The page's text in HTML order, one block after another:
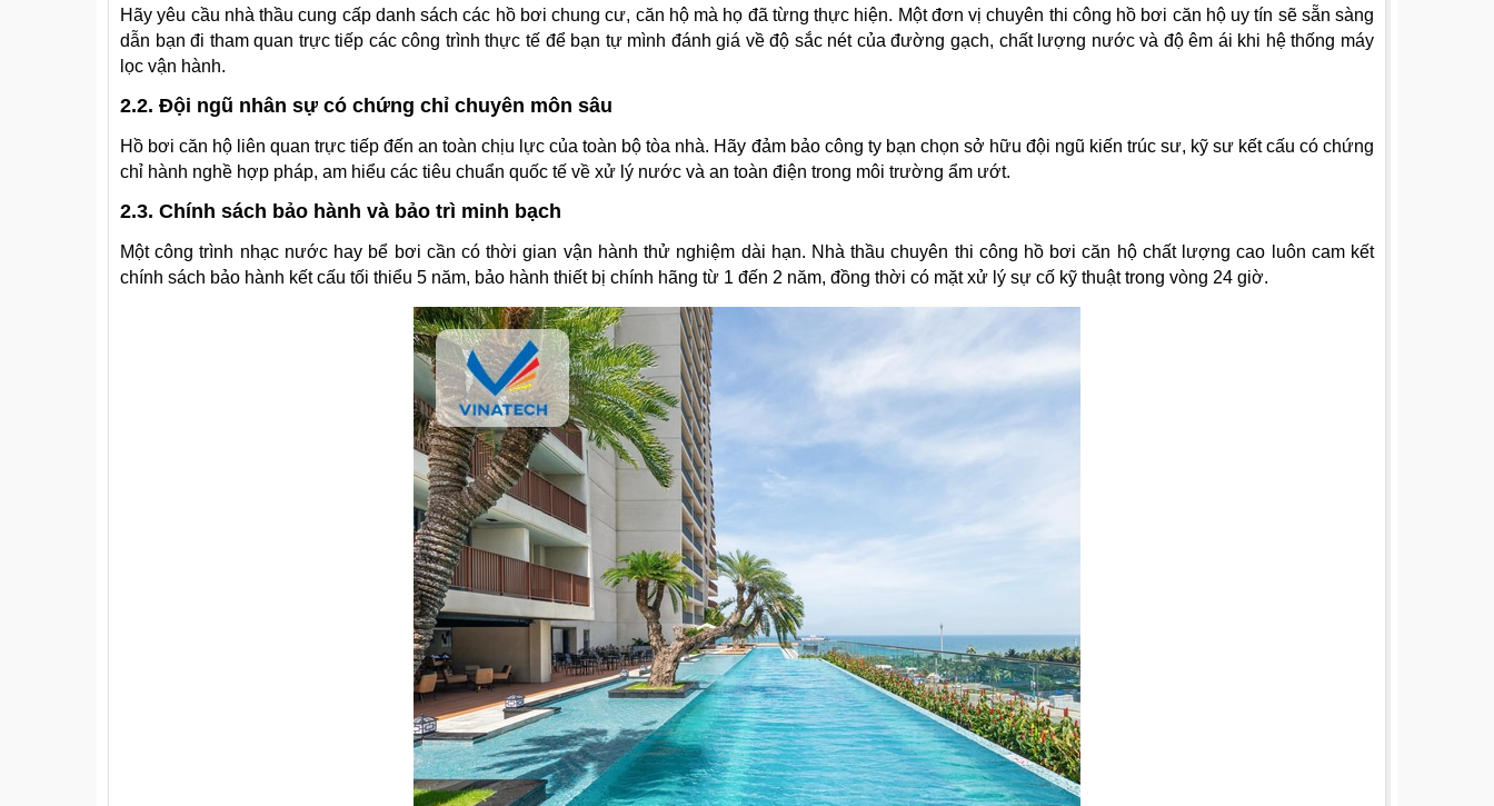
Hãy yêu cầu nhà thầu cung cấp danh sách các hồ bơi chung cư, căn hộ mà họ đã từng thực hiện. Một đơn vị chuyên thi công hồ bơi căn hộ uy tín sẽ sẵn sàng
dẫn bạn đi tham quan trực tiếp các công trình thực tế để bạn tự mình đánh giá về độ sắc nét của đường gạch, chất lượng nước và độ êm ái khi hệ thống máy
lọc vận hành.
2.2. Đội ngũ nhân sự có chứng chỉ chuyên môn sâu
Hồ bơi căn hộ liên quan trực tiếp đến an toàn chịu lực của toàn bộ tòa nhà. Hãy đảm bảo công ty bạn chọn sở hữu đội ngũ kiến trúc sư, kỹ sư kết cấu có chứng
chỉ hành nghề hợp pháp, am hiểu các tiêu chuẩn quốc tế về xử lý nước và an toàn điện trong môi trường ẩm ướt.
2.3. Chính sách bảo hành và bảo trì minh bạch
Một công trình nhạc nước hay bể bơi cần có thời gian vận hành thử nghiệm dài hạn. Nhà thầu chuyên thi công hồ bơi căn hộ chất lượng cao luôn cam kết
chính sách bảo hành kết cấu tối thiểu 5 năm, bảo hành thiết bị chính hãng từ 1 đến 2 năm, đồng thời có mặt xử lý sự cố kỹ thuật trong vòng 24 giờ.